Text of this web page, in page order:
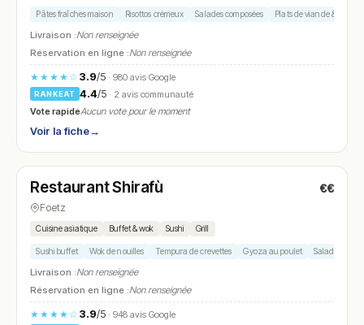
Pâtes fraîches maison Risottos crémeux Salades composées Plats de viande & poisson
Livraison :Non renseignée
Réservation en ligne :Non renseignée
★★★★☆ 3.9/5· 980 avis Google
RANKEAT 4.4/5 · 2 avis communauté
Vote rapideAucun vote pour le moment
Voir la fiche→
N° 9
Restaurant Shirafù €€
Foetz
Cuisine asiatique Buffet & wok Sushi Grill
Sushi buffet Wok de nouilles Tempura de crevettes Gyoza au poulet Salade aux
Livraison :Non renseignée
Réservation en ligne :Non renseignée
★★★★☆ 3.9/5· 948 avis Google